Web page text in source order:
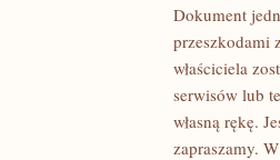
KOMPLIKACJE
Dokument
przeszkodami
właściciela
serwisów lub
własną rękę.
zapraszamy.